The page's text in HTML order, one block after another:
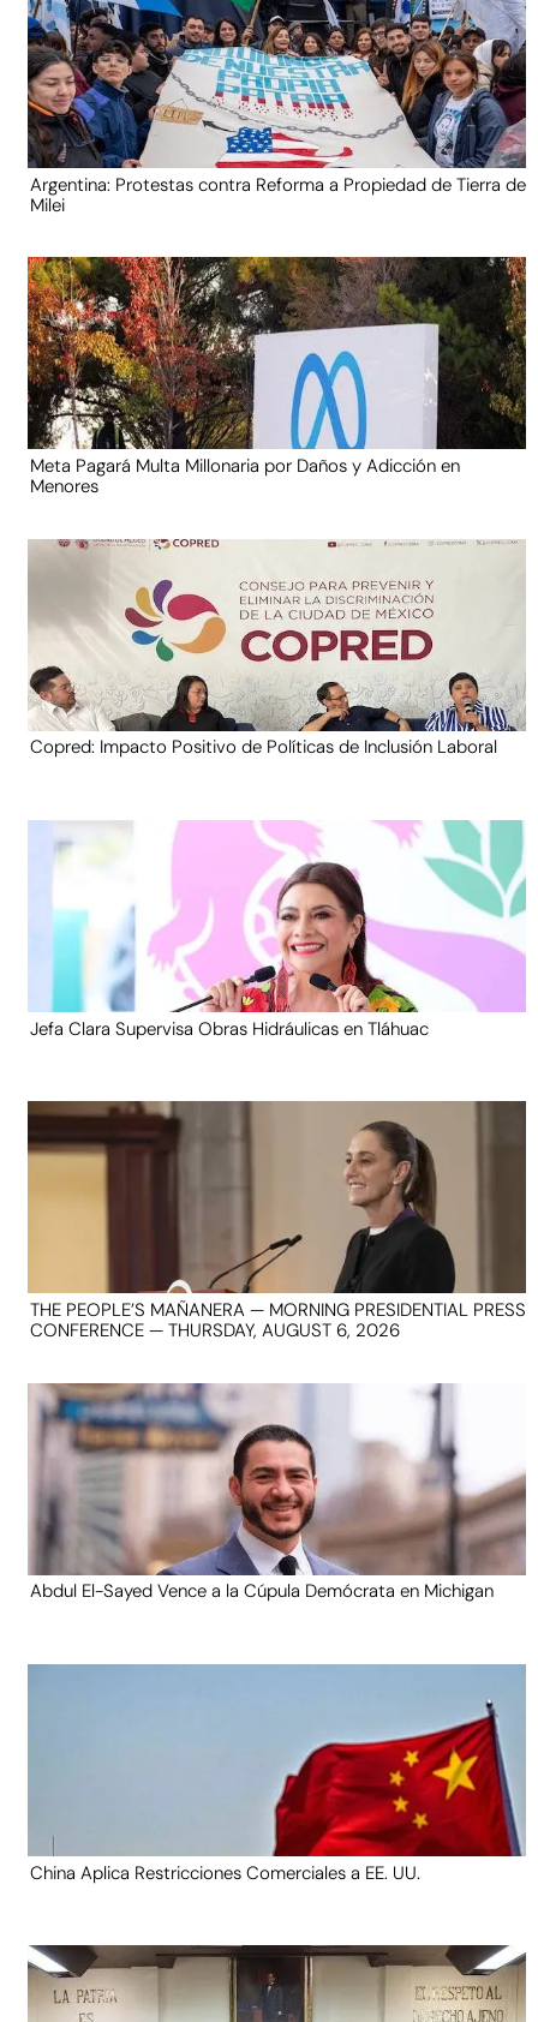
Argentina: Protestas contra Reforma a Propiedad de Tierra de
Milei
Meta Pagará Multa Millonaria por Daños y Adicción en
Menores
Copred: Impacto Positivo de Políticas de Inclusión Laboral
Jefa Clara Supervisa Obras Hidráulicas en Tláhuac
THE PEOPLE’S MAÑANERA — MORNING PRESIDENTIAL PRESS
CONFERENCE — THURSDAY, AUGUST 6, 2026
Abdul El-Sayed Vence a la Cúpula Demócrata en Michigan
China Aplica Restricciones Comerciales a EE. UU.